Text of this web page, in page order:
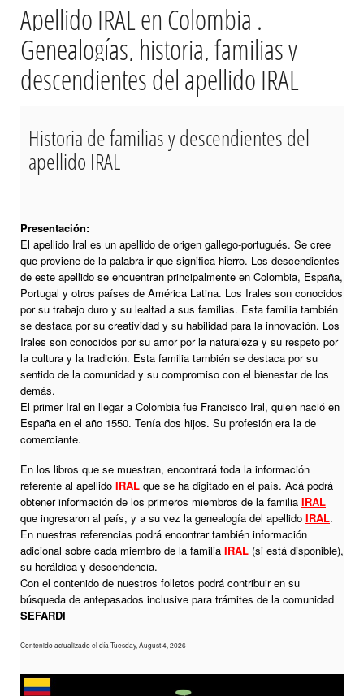
Apellido IRAL en Colombia .
Genealogías, historia, familias y
descendientes del apellido IRAL
Historia de familias y descendientes del
apellido IRAL
Presentación:
El apellido Iral es un apellido de origen gallego-portugués. Se cree
que proviene de la palabra ir que significa hierro. Los descendientes
de este apellido se encuentran principalmente en Colombia, España,
Portugal y otros países de América Latina. Los Irales son conocidos
por su trabajo duro y su lealtad a sus familias. Esta familia también
se destaca por su creatividad y su habilidad para la innovación. Los
Irales son conocidos por su amor por la naturaleza y su respeto por
la cultura y la tradición. Esta familia también se destaca por su
sentido de la comunidad y su compromiso con el bienestar de los
demás.
El primer Iral en llegar a Colombia fue Francisco Iral, quien nació en
España en el año 1550. Tenía dos hijos. Su profesión era la de
comerciante.
En los libros que se muestran, encontrará toda la información
referente al apellido IRAL que se ha digitado en el país. Acá podrá
obtener información de los primeros miembros de la familia IRAL
que ingresaron al país, y a su vez la genealogía del apellido IRAL.
En nuestras referencias podrá encontrar también información
adicional sobre cada miembro de la familia IRAL (si está disponible),
su heráldica y descendencia.
Con el contenido de nuestros folletos podrá contribuir en su
búsqueda de antepasados inclusive para trámites de la comunidad
SEFARDI
Contenido actualizado el día Tuesday, August 4, 2026